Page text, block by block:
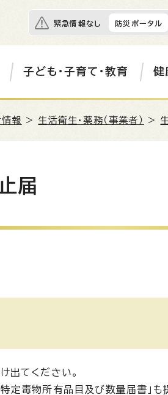
緊急情報なし 防災ポータル
子ども・子育て・教育 健
報 > 生活衛生・薬務（事業者） >
届
出てください。
定毒物所有品目及び数量届書」